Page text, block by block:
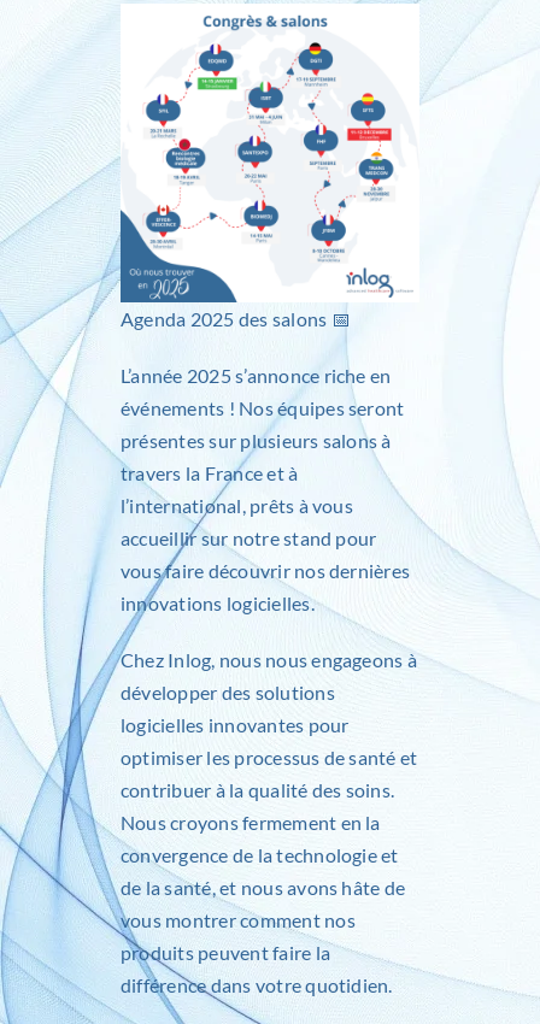
Inlog recrute
Contact
Agenda 2025 des salons 📅
L’année 2025 s’annonce riche en
événements ! Nos équipes seront
présentes sur plusieurs salons à
travers la France et à
l’international, prêts à vous
accueillir sur notre stand pour
vous faire découvrir nos dernières
innovations logicielles.
Chez Inlog, nous nous engageons à
développer des solutions
logicielles innovantes pour
optimiser les processus de santé et
contribuer à la qualité des soins.
Nous croyons fermement en la
convergence de la technologie et
de la santé, et nous avons hâte de
vous montrer comment nos
produits peuvent faire la
différence dans votre quotidien.